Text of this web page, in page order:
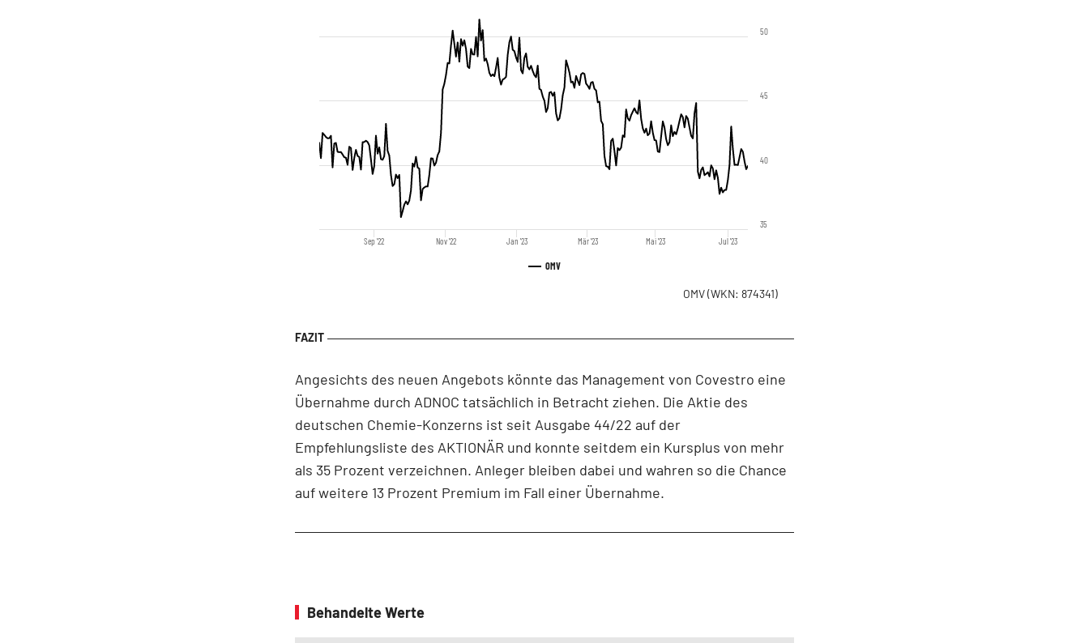
OMV
Sep '22 Nov '22 Jan '23 Mär '23 Mai '23 Jul '23
35
40
45
50
OMV(WKN: 874341)
Angesichts des neuen Angebots könnte das Management von Covestro eine
Übernahme durch ADNOC tatsächlich in Betracht ziehen. Die Aktie des
deutschen Chemie-Konzerns ist seit Ausgabe 44/22 auf der
Empfehlungsliste des AKTIONÄR und konnte seitdem ein Kursplus von mehr
als 35 Prozent verzeichnen. Anleger bleiben dabei und wahren so die Chance
auf weitere 13 Prozent Premium im Fall einer Übernahme.
Behandelte Werte